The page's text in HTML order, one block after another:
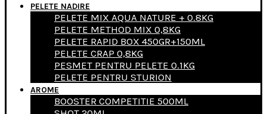
PELETE NADIRE
PELETE MIX AQUA NATURE + 0.8KG
PELETE METHOD MIX 0,8KG
PELETE RAPID BOX 450GR+150ML
PELETE CRAP 0,8KG
PESMET PENTRU PELETE 0.1KG
PELETE PENTRU STURION
AROME
BOOSTER COMPETITIE 500ML